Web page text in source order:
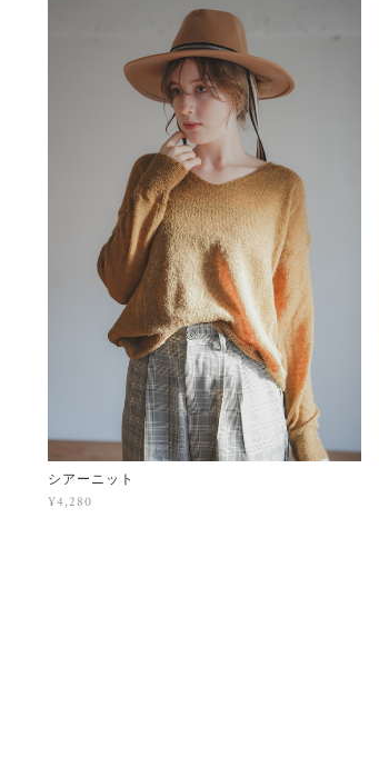
シアーニット
¥4,280